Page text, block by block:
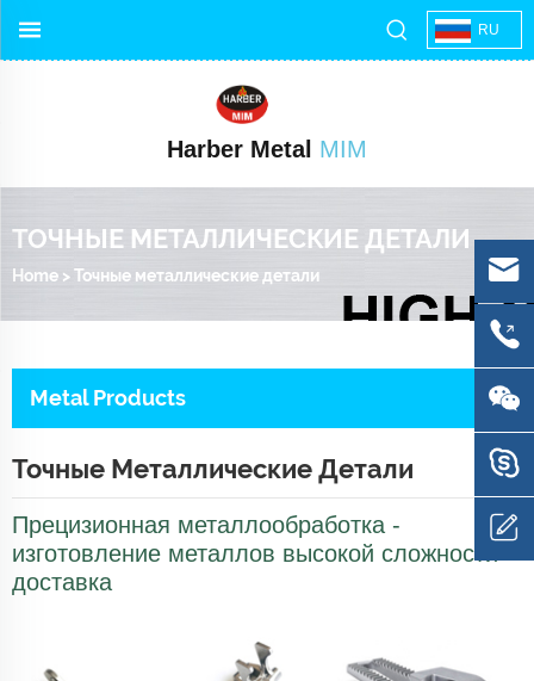
RU
Harber Metal MIM
ТОЧНЫЕ МЕТАЛЛИЧЕСКИЕ ДЕТАЛИ
Home >Точные металлические детали
Metal Products
Точные Металлические Детали
Прецизионная металлообработка -
изготовление металлов высокой сложности -
доставка